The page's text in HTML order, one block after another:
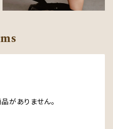
がありません。